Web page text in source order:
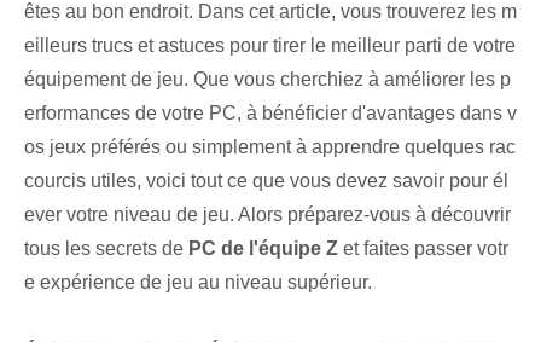
êtes au bon endroit. Dans cet article, vous trouverez les m
eilleurs trucs et astuces pour tirer le meilleur parti de votre
équipement de jeu. Que vous cherchiez à améliorer les p
erformances de votre PC, à bénéficier d'avantages dans v
os jeux préférés ou simplement à apprendre quelques rac
courcis utiles, voici tout ce que vous devez savoir pour él
ever votre niveau de jeu. Alors préparez-vous à découvrir
tous les secrets de PC de l'équipe Z et faites passer votr
e expérience de jeu au niveau supérieur.